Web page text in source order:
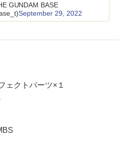
GUNDAM BASE
September 29, 2022
ェクトパーツ×１